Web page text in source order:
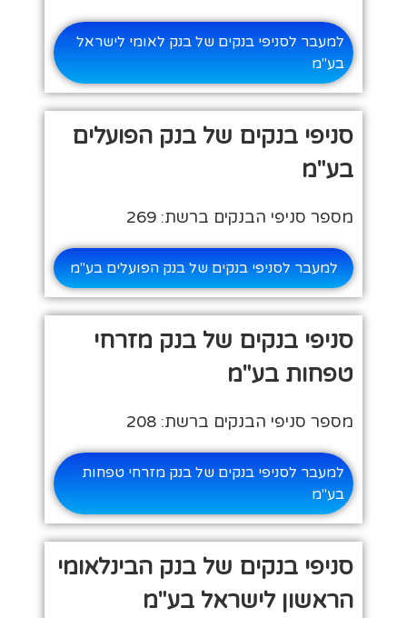
למעבר לסניפי בנקים של בנק לאומי לישראל
בע"מ
סניפי בנקים של בנק הפועלים
בע"מ
מספר סניפי הבנקים ברשת: 269
למעבר לסניפי בנקים של בנק הפועלים בע"מ
סניפי בנקים של בנק מזרחי
טפחות בע"מ
מספר סניפי הבנקים ברשת: 208
למעבר לסניפי בנקים של בנק מזרחי טפחות
בע"מ
סניפי בנקים של בנק הבינלאומי
הראשון לישראל בע"מ